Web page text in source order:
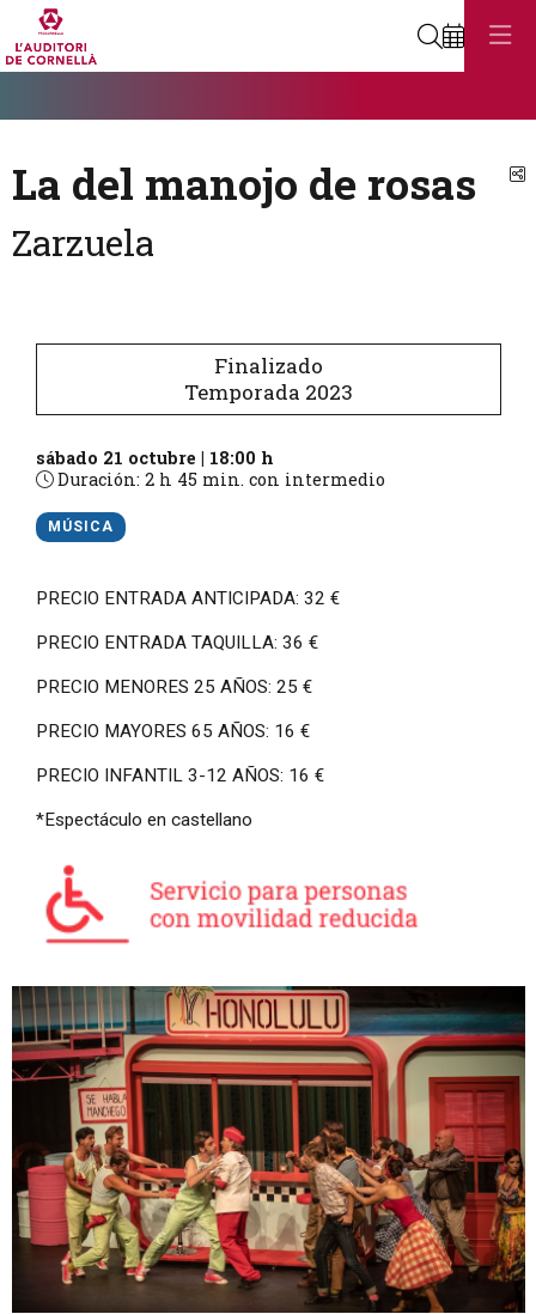
Buscar
La del manojo de rosas
Zarzuela
Finalizado
Temporada 2023
sábado 21 octubre | 18:00 h
Duración:2 h 45 min. con intermedio
MÚSICA
PRECIO ENTRADA ANTICIPADA: 32 €
PRECIO ENTRADA TAQUILLA: 36 €
PRECIO MENORES 25 AÑOS: 25 €
PRECIO MAYORES 65 AÑOS: 16 €
PRECIO INFANTIL 3-12 AÑOS: 16 €
*Espectáculo en castellano